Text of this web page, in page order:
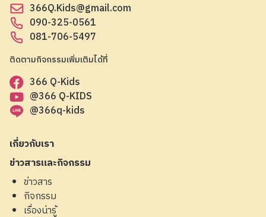
366Q.Kids@gmail.com
090-325-0561
081-706-5497
เกี่ยวกับเรา
ข่าวสารและกิจกรรม
ข่าวสาร
กิจกรรม
เรื่องน่ารู้
ติดตามกิจกรรมเพิ่มเติมได้ที่
366 Q-Kids
@366 Q-KIDS
@366q-kids